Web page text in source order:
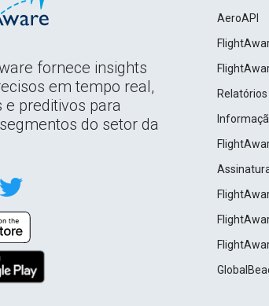
fornece insights
em tempo real,
e preditivos para
do setor da
AeroAPI